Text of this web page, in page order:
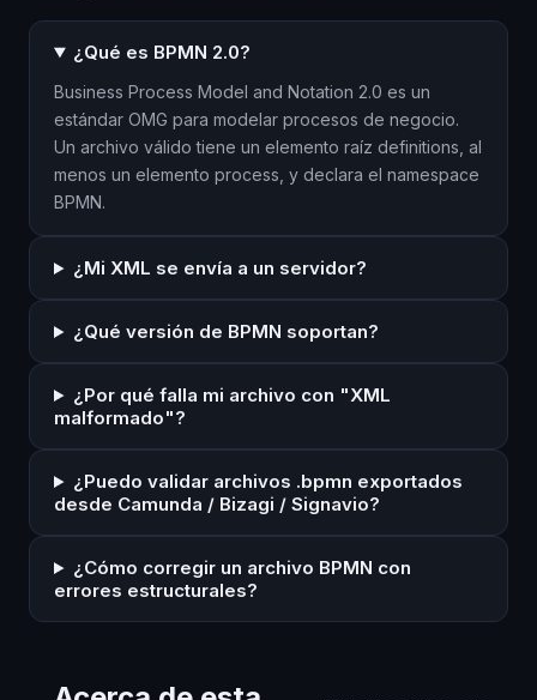
¿Qué es BPMN 2.0?
Business Process Model and Notation 2.0 es un
estándar OMG para modelar procesos de negocio.
Un archivo válido tiene un elemento raíz definitions, al
menos un elemento process, y declara el namespace
BPMN.
¿Mi XML se envía a un servidor?
¿Qué versión de BPMN soportan?
¿Por qué falla mi archivo con "XML
malformado"?
¿Puedo validar archivos .bpmn exportados
desde Camunda / Bizagi / Signavio?
¿Cómo corregir un archivo BPMN con
errores estructurales?